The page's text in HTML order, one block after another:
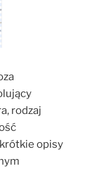
rodzaj
opisy